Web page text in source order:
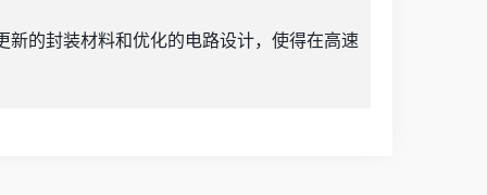
新的封装材料和优化的电路设计，使得在高速